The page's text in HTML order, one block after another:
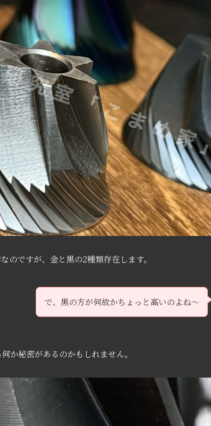
のですが、金と黒の2種類存在します。
で、黒の方が何故かちょっと高いのよね～
か秘密があるのかもしれません。